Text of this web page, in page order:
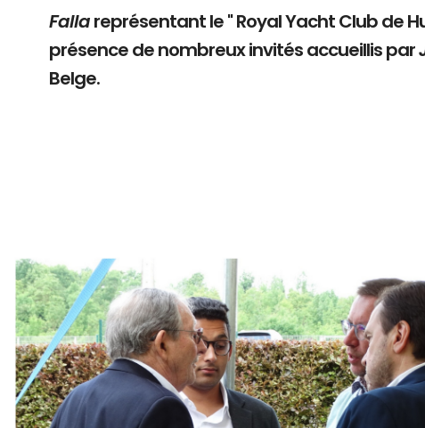
Fallareprésentant le " Royal Yacht Club de
présence de nombreux invités accueillis par
Belge.
Branding
ARMCHAIR